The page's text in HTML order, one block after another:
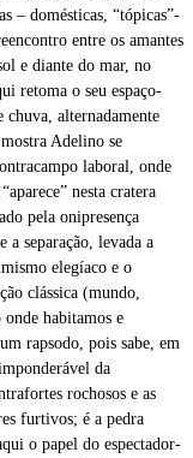
– domésticas, “tópicas”-
entre os amantes
e diante do mar, no
retoma o seu espaço-
chuva, alternadamente
Adelino se
laboral, onde
nesta cratera
pela onipresença
a separação, levada a
elegíaco e o
clássica (mundo,
onde habitamos e
rapsodo, pois sabe, em
da
rochosos e as
furtivos; é a pedra
o papel do espectador-